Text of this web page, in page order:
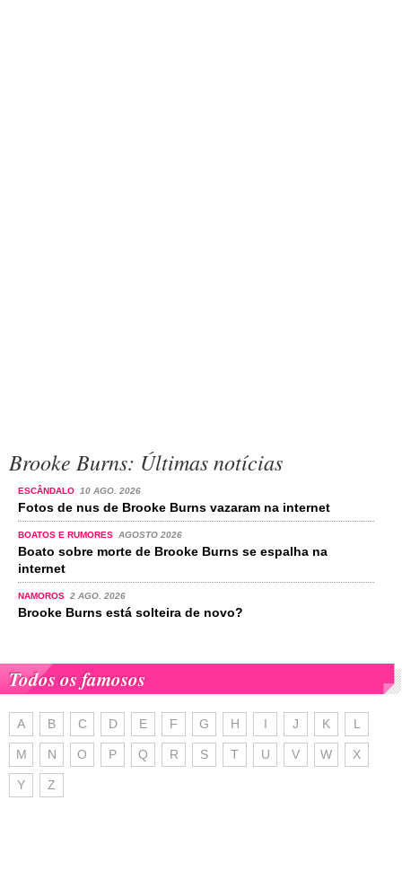
Brooke Burns: Últimas notícias
ESCÂNDALO 10 AGO. 2026
Fotos de nus de Brooke Burns vazaram na internet
BOATOS E RUMORES AGOSTO 2026
Boato sobre morte de Brooke Burns se espalha na
internet
NAMOROS 2 AGO. 2026
Brooke Burns está solteira de novo?
Todos os famosos
A B C D E F G H I J K L
M N O P Q R S T U V W X
Y Z